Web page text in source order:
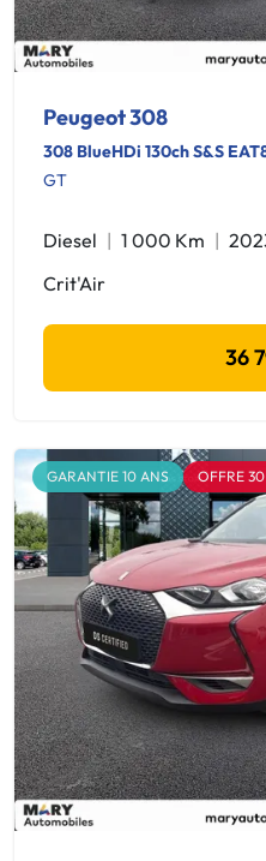
Peugeot 308
308 BlueHDi 130ch S&S
GT
Diesel 1 000 Km
Crit'Air
36
GARANTIE 10 ANS OFFRE